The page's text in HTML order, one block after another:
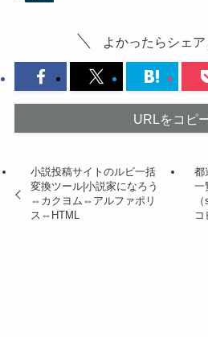
よかったらシェア
URLをコピ
小説投稿サイトのルビ一括
変換ツール|小説家になろう
⇔カクヨム⇔アルファポリ
ス⇔HTML
都
一
コ